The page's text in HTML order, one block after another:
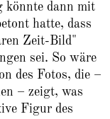
könnte dann mit
hatte, dass
Zeit-Bild"
sei. So wäre
des Fotos, die –
– zeigt, was
Figur des